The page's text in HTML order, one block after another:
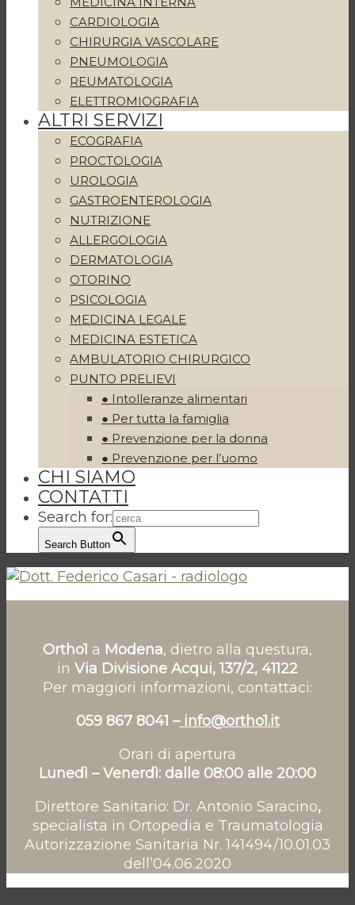
CARDIOLOGIA
CHIRURGIA VASCOLARE
PNEUMOLOGIA
REUMATOLOGIA
ELETTROMIOGRAFIA
ALTRI SERVIZI
ECOGRAFIA
PROCTOLOGIA
UROLOGIA
GASTROENTEROLOGIA
NUTRIZIONE
ALLERGOLOGIA
DERMATOLOGIA
OTORINO
PSICOLOGIA
MEDICINA LEGALE
MEDICINA ESTETICA
AMBULATORIO CHIRURGICO
PUNTO PRELIEVI
● Intolleranze alimentari
● Per tutta la famiglia
● Prevenzione per la donna
● Prevenzione per l’uomo
CHI SIAMO
CONTATTI
Search for:
Search Button
Ortho1 a Modena, dietro alla questura,
in Via Divisione Acqui, 137/2, 41122
Per maggiori informazioni, contattaci:
059 867 8041 –info@ortho1.it
Orari di apertura
Lunedì – Venerdì: dalle 08:00 alle 20:00
Direttore Sanitario: Dr. Antonio Saracino,
specialista in Ortopedia e Traumatologia
Autorizzazione Sanitaria Nr. 141494/10.01.03
dell’04.06.2020